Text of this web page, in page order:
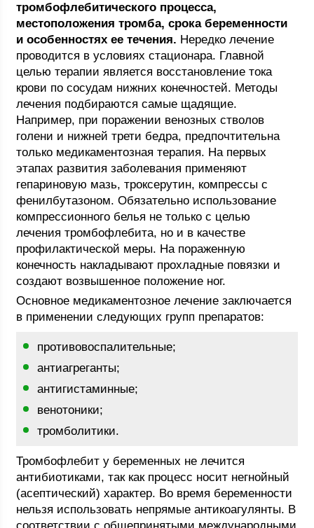
тромбофлебитического процесса,
местоположения тромба, срока беременности
и особенностях ее течения. Нередко лечение
проводится в условиях стационара. Главной
целью терапии является восстановление тока
крови по сосудам нижних конечностей. Методы
лечения подбираются самые щадящие.
Например, при поражении венозных стволов
голени и нижней трети бедра, предпочтительна
только медикаментозная терапия. На первых
этапах развития заболевания применяют
гепариновую мазь, троксерутин, компрессы с
фенилбутазоном. Обязательно использование
компрессионного белья не только с целью
лечения тромбофлебита, но и в качестве
профилактической меры. На пораженную
конечность накладывают прохладные повязки и
создают возвышенное положение ног.
Основное медикаментозное лечение заключается
в применении следующих групп препаратов:
противовоспалительные;
антиагреганты;
антигистаминные;
венотоники;
тромболитики.
Тромбофлебит у беременных не лечится
антибиотиками, так как процесс носит негнойный
(асептический) характер. Во время беременности
нельзя использовать непрямые антикоагулянты. В